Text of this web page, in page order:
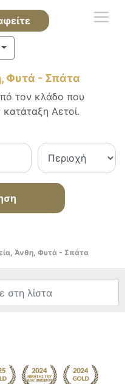
Φυτά - Σπάτα
τον κλάδο που
Αετοί.
Άνθη, Φυτά - Σπάτα